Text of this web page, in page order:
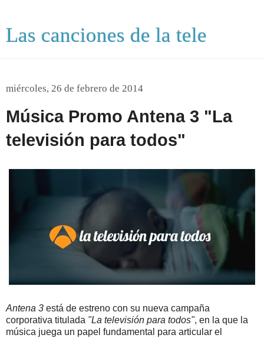
Las canciones de la tele
miércoles, 26 de febrero de 2014
Música Promo Antena 3 "La
televisión para todos"
Antena 3 está de estreno con su nueva campaña
corporativa titulada "La televisión para todos", en la que la
música juega un papel fundamental para articular el